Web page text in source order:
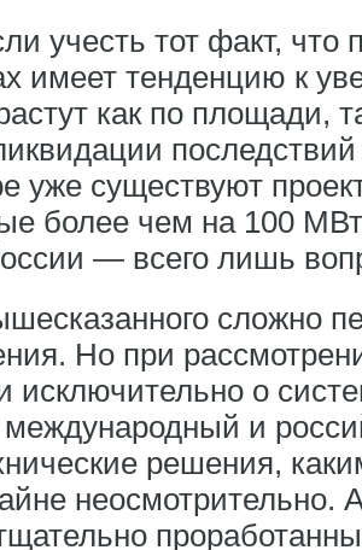
учесть тот факт, что
имеет тенденцию к
как по площади,
уже существуют
более чем на 100
— всего лишь
сложно
Но при
исключительно о
и
решения,
неосмотрительно.